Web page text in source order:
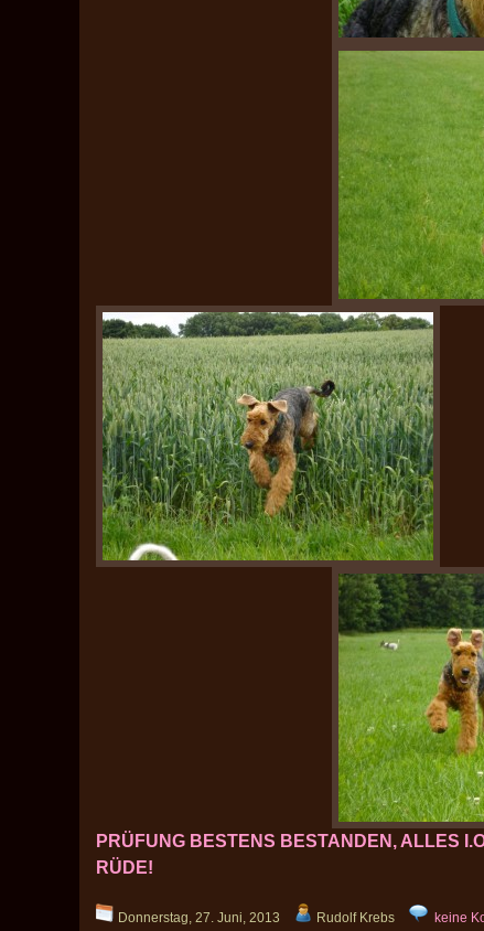
PRÜFUNG BESTENS BESTANDEN, ALLES
RÜDE!
Donnerstag, 27. Juni, 2013 Rudolf Krebs keine